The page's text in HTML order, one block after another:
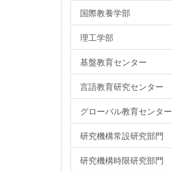
国際教養学部
理工学部
基盤教育センター
言語教育研究センター
グローバル教育センター
研究機構常設研究部門
研究機構時限研究部門